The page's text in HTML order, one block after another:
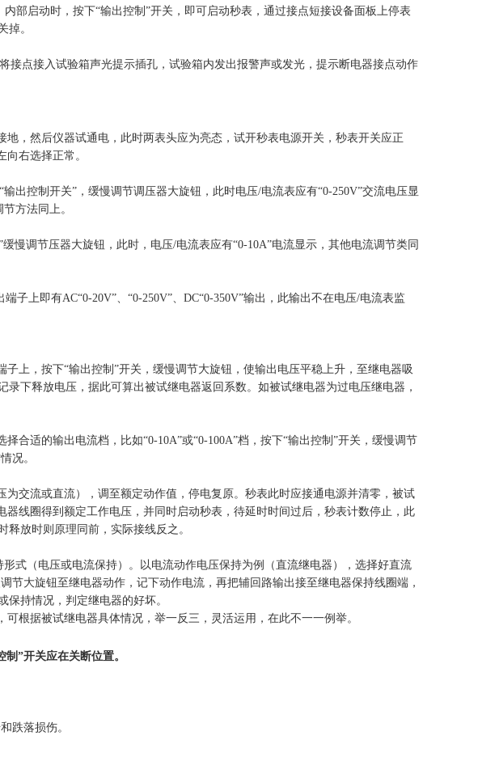
部启动时，按下“输出控制”开关，即可启动秒表，通过接点短接设备面板上停表
掉。
点接入试验箱声光提示插孔，试验箱内发出报警声或发光，提示断电器接点动作
，然后仪器试通电，此时两表头应为亮态，试开秒表电源开关，秒表开关应正
右选择正常。
出控制开关”，缓慢调节调压器大旋钮，此时电压/电流表应有“0-250V”交流电压显
方法同上。
慢调节压器大旋钮，此时，电压/电流表应有“0-10A”电流显示，其他电流调节类同
子上即有AC“0-20V”、“0-250V”、DC“0-350V”输出，此输出不在电压/电流表监
上，按下“输出控制”开关，缓慢调节大旋钮，使输出电压平稳上升，至继电器吸
下释放电压，据此可算出被试继电器返回系数。如被试继电器为过电压继电器，
合适的输出电流档，比如“0-10A”或“0-100A”档，按下“输出控制”开关，缓慢调节
况。
交流或直流），调至额定动作值，停电复原。秒表此时应接通电源并清零，被试
线圈得到额定工作电压，并同时启动秒表，待延时时间过后，秒表计数停止，此
放时则原理同前，实际接线反之。
式（电压或电流保持）。以电流动作电压保持为例（直流继电器），选择好直流
节大旋钮至继电器动作，记下动作电流，再把辅回路输出接至继电器保持线圈端，
持情况，判定继电器的好坏。
根据被试继电器具体情况，举一反三，灵活运用，在此不一一例举。
”开关应在关断位置。
跌落损伤。